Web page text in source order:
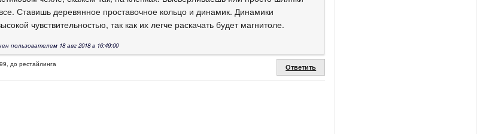
Ставишь деревянное проставочное кольцо и динамик. Динамики
чувствительностью, так как их легче раскачать будет магнитоле.
пользователем 18 авг 2018 в 16:49:00
до рестайлинга Ответить